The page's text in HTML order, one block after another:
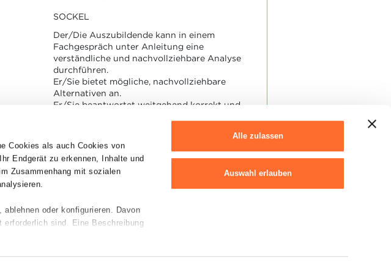
Cookies als auch Cookies von
Endgerät zu erkennen, Inhalte und
Zusammenhang mit sozialen
oder konfigurieren. Davon
erforderlich sind. Eine Beschreibung
Alle zulassen
Auswahl erlauben
SOCKEL
Der/Die Auszubildende kann in einem
Fachgespräch unter Anleitung eine
verständliche und nachvollziehbare Analyse
durchführen.
Er/Sie bietet mögliche, nachvollziehbare
Alternativen an.
Er/Sie beantwortet weitgehend korrekt und
konstruktive Kritik der
Bewertungskommission.